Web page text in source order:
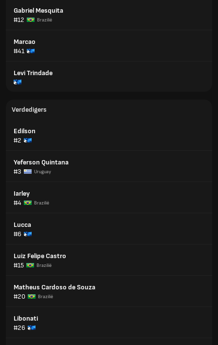
Gabriel Mesquita
#12
Brazilië
Marcao
#41
Levi Trindade
Verdedigers
Edilson
#2
Yeferson Quintana
#3
Uruguay
Iarley
#4
Brazilië
Lucca
#6
Luiz Felipe Castro
#15
Brazilië
Matheus Cardoso de Souza
#20
Brazilië
Libonati
#26